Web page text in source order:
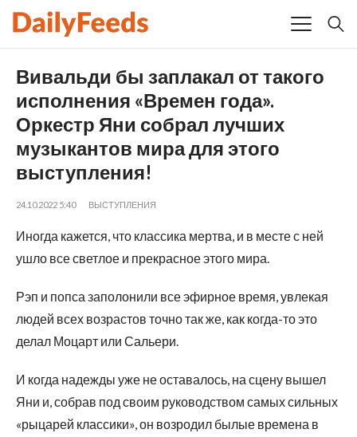
Вивальди бы заплакал от такого
исполнения «Времен года».
Оркестр Яни собрал лучших
музыкантов мира для этого
выступления!
24.10.2022 5:40 ВЫСТУПЛЕНИЯ
Иногда кажется, что классика мертва, и в месте с ней
ушло все светлое и прекрасное этого мира.
Рэп и попса заполонили все эфирное время, увлекая
людей всех возрастов точно так же, как когда-то это
делал Моцарт или Сальери.
И когда надежды уже не оставалось, на сцену вышел
Яни и, собрав под своим руководством самых сильных
«рыцарей классики», он возродил былые времена в